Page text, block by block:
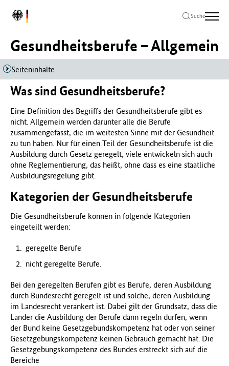
Hauptinhalt
springen
Hauptnavigation
springen
Seitenende
springen
L
o
B
u
n
d
s
m
i
n
i
s
t
u
m
e
s
u
n
d
h
e
i
Suche
Gesundheitsberufe – Allgemein
Seiteninhalte
Was sind Gesundheitsberufe?
Eine Definition des Begriffs der Gesundheitsberufe gibt es
nicht. Allgemein werden darunter alle die Berufe
zusammengefasst, die im weitesten Sinne mit der Gesundheit
zu tun haben. Nur für einen Teil der Gesundheitsberufe ist die
Ausbildung durch Gesetz geregelt; viele entwickeln sich auch
ohne Reglementierung, das heißt, ohne dass es eine staatliche
Ausbildungsregelung gibt.
Kategorien der Gesundheitsberufe
Die Gesundheitsberufe können in folgende Kategorien
eingeteilt werden:
geregelte Berufe
nicht geregelte Berufe.
Bei den geregelten Berufen gibt es Berufe, deren Ausbildung
durch Bundesrecht geregelt ist und solche, deren Ausbildung
im Landesrecht verankert ist. Dabei gilt der Grundsatz, dass die
Länder die Ausbildung der Berufe dann regeln dürfen, wenn
der Bund keine Gesetzgebundskompetenz hat oder von seiner
Gesetzgebungskompetenz keinen Gebrauch gemacht hat. Die
Gesetzgebungskompetenz des Bundes erstreckt sich auf die
Bereiche